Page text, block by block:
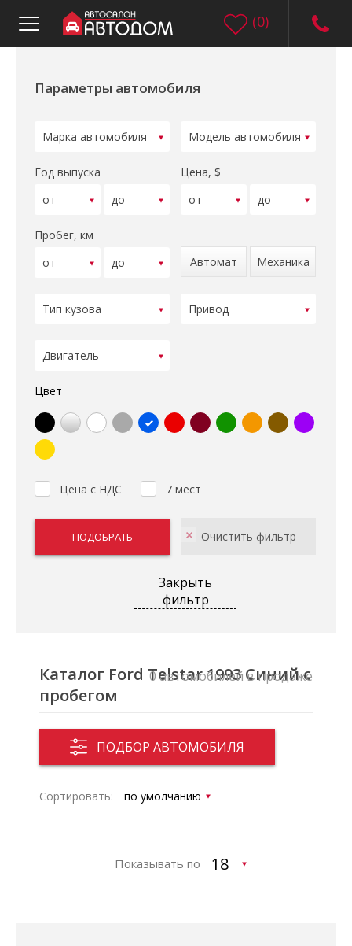
(0)
Параметры автомобиля
Год выпуска Цена, $
Пробег, км
Автомат
Механика
Цвет
Цена с НДС 7 мест
Закрыть
фильтр
Каталог Ford Telstar 1993 Синий с
пробегом
ПОДБОР АВТОМОБИЛЯ
0 автомобилей в продаже
Сортировать:
Показывать по